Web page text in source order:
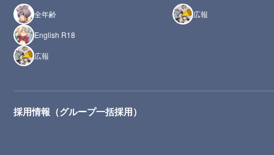
全年齢
English R18
広報
広報
採用情報（グループ一括採用）